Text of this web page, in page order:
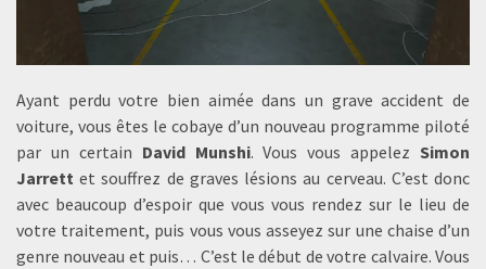
Ayant perdu votre bien aimée dans un grave accident de
voiture, vous êtes le cobaye d’un nouveau programme piloté
par un certain David Munshi. Vous vous appelez Simon
Jarrett et souffrez de graves lésions au cerveau. C’est donc
avec beaucoup d’espoir que vous vous rendez sur le lieu de
votre traitement, puis vous vous asseyez sur une chaise d’un
genre nouveau et puis… C’est le début de votre calvaire. Vous